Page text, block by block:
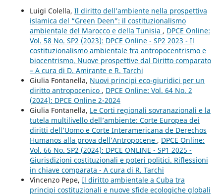
Luigi Colella, Il diritto dell’ambiente nella prospettiva
islamica del “Green Deen”: il costituzionalismo
ambientale del Marocco e della Tunisia , DPCE Online:
Vol. 58 No. SP2 (2023): DPCE Online - SP2 2023 - Il
costituzionalismo ambientale fra antropocentrismo e
biocentrismo. Nuove prospettive dal Diritto comparato
– A cura di D. Amirante e R. Tarchi
Giulia Fontanella, Nuovi principi eco-giuridici per un
diritto antropocenico , DPCE Online: Vol. 64 No. 2
(2024): DPCE Online 2-2024
Giulia Fontanella, Le Corti regionali sovranazionali e la
tutela multilivello dell’ambiente: Corte Europea dei
diritti dell’Uomo e Corte Interamericana de Derechos
Humanos alla prova dell’Antropocene , DPCE Online:
Vol. 66 No. SP2 (2024): DPCE ONLINE - SP1 2025 -
Giurisdizioni costituzionali e poteri politici. Riflessioni
in chiave comparata - A cura di R. Tarchi
Vincenzo Pepe, Il diritto ambientale a Cuba tra
principi costituzionali e nuove sfide ecologiche globali